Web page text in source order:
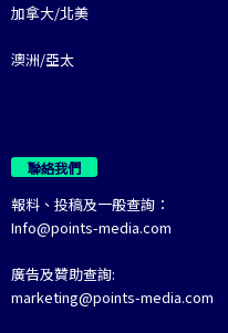
加拿大/北美
澳洲/亞太
聯絡我們
報料、投稿及一般查詢：
Info@points-media.com
廣告及贊助查詢:
marketing@points-media.com